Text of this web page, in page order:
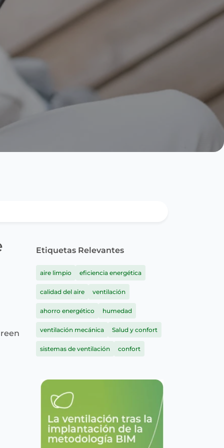
Etiquetas Relevantes
aire limpio eficiencia energética
calidad del aire ventilación
ahorro energético humedad
ventilación mecánica Salud y confort
sistemas de ventilación confort